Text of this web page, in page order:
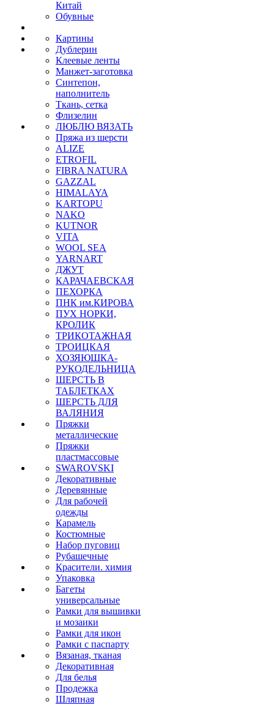
Китай
Обувные
Картины
Дублерин
Клеевые ленты
Манжет-заготовка
Синтепон,
наполнитель
Ткань, сетка
Флизелин
ЛЮБЛЮ ВЯЗАТЬ
Пряжа из шерсти
ALIZE
ETROFIL
FIBRA NATURA
GAZZAL
HIMALAYA
KARTOPU
NAKO
KUTNOR
VITA
WOOL SEA
YARNART
ДЖУТ
КАРАЧАЕВСКАЯ
ПЕХОРКА
ПНК им.КИРОВА
ПУХ НОРКИ,
КРОЛИК
ТРИКОТАЖНАЯ
ТРОИЦКАЯ
ХОЗЯЮШКА-
РУКОДЕЛЬНИЦА
ШЕРСТЬ В
ТАБЛЕТКАХ
ШЕРСТЬ ДЛЯ
ВАЛЯНИЯ
Пряжки
металлические
Пряжки
пластмассовые
SWAROVSKI
Декоративные
Деревянные
Для рабочей
одежды
Карамель
Костюмные
Набор пуговиц
Рубашечные
Красители. химия
Упаковка
Багеты
универсальные
Рамки для вышивки
и мозаики
Рамки для икон
Рамки с паспарту
Вязаная, тканая
Декоративная
Для белья
Продежка
Шляпная